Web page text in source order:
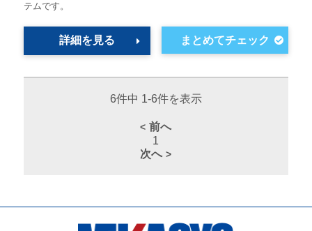
テムです。
詳細を見る
6件中 1-6件を表示
前へ
1
次へ